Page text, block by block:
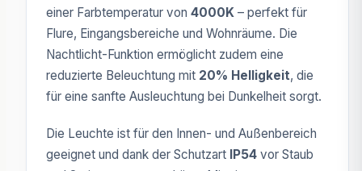
einer Farbtemperatur von 4000K – perfekt für
Flure, Eingangsbereiche und Wohnräume. Die
Nachtlicht-Funktion ermöglicht zudem eine
reduzierte Beleuchtung mit 20% Helligkeit, die
für eine sanfte Ausleuchtung bei Dunkelheit sorgt.
Die Leuchte ist für den Innen- und Außenbereich
geeignet und dank der Schutzart IP54 vor Staub